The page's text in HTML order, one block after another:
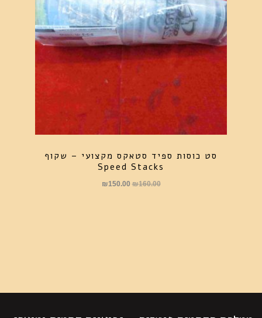
סט כוסות ספיד סטאקס מקצועי – שקוף
Speed Stacks
₪160.00
המחיר ₪150.00